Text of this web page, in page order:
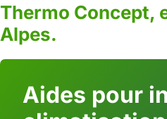
Thermo Concept,
Alpes.
Aides pour